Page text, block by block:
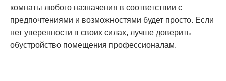
комнаты любого назначения в соответствии с
предпочтениями и возможностями будет просто. Если
нет уверенности в своих силах, лучше доверить
обустройство помещения профессионалам.